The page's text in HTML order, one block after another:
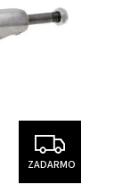
ZADARMO